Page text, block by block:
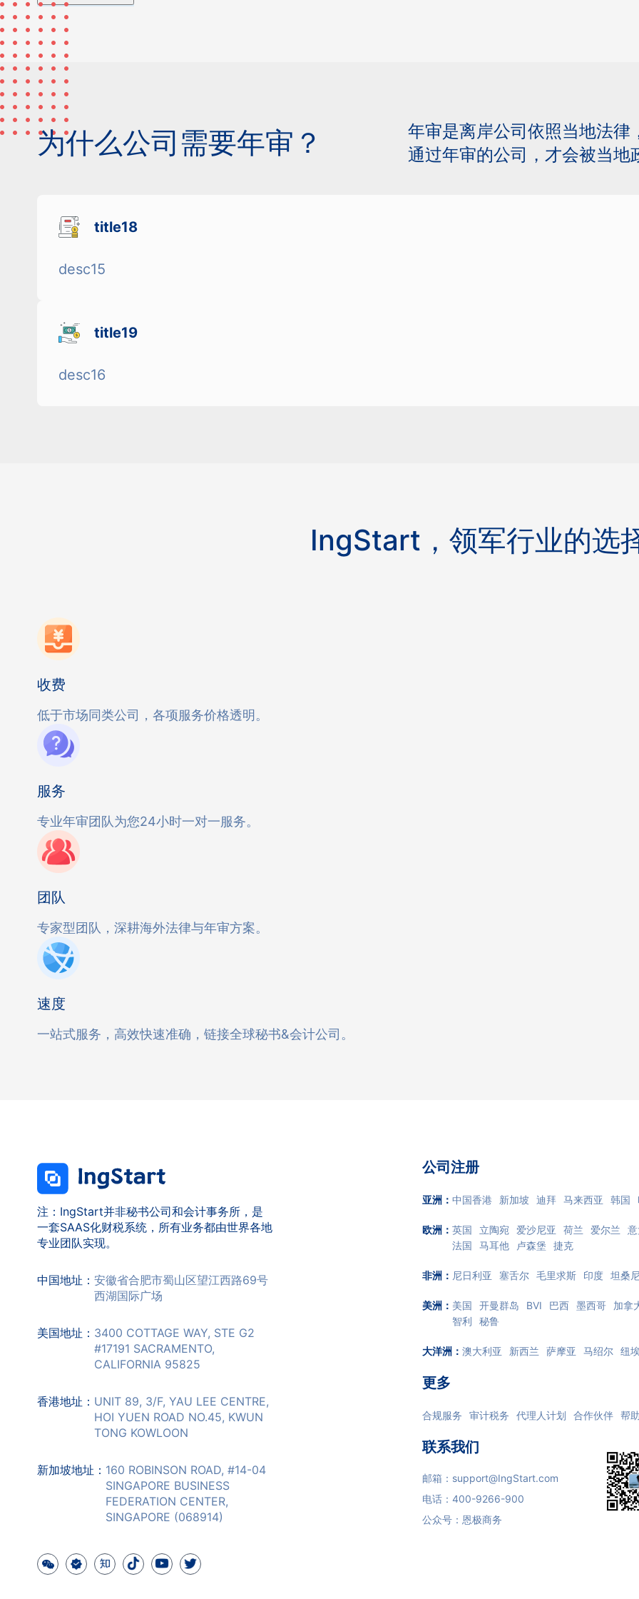
为什么公司需要年审？
年审是离岸公司依照当地法
通过年审的公司，才会被当地
title18
desc15
title19
desc16
IngStart，领军行业的选
收费
低于市场同类公司，各项服务价格透明。
服务
专业年审团队为您24小时一对一服务。
团队
专家型团队，深耕海外法律与年审方案。
速度
一站式服务，高效快速准确，链接全球秘书&会计公司。
注：IngStart并非秘书公司和会计事务所，是
一套SAAS化财税系统，所有业务都由世界各地
专业团队实现。
中国地址： 安徽省合肥市蜀山区望江西路69号
西湖国际广场
美国地址： 3400 COTTAGE WAY, STE G2
#17191 SACRAMENTO,
CALIFORNIA 95825
香港地址： UNIT 89, 3/F, YAU LEE CENTRE,
HOI YUEN ROAD NO.45, KWUN
TONG KOWLOON
新加坡地址： 160 ROBINSON ROAD, #14-04
SINGAPORE BUSINESS
FEDERATION CENTER,
SINGAPORE (068914)
公司注册
亚洲 ： 中国香港 新加坡 迪拜 马来西亚 韩国
欧洲 ： 英国 立陶宛 爱沙尼亚 荷兰 爱尔兰
法国
马耳他 卢森堡 捷克
非洲 ： 尼日利亚 塞舌尔 毛里求斯 印度 坦桑
美洲 ： 美国 开曼群岛 BVI 巴西 墨西哥
加拿
智利
秘鲁
大洋洲 ： 澳大利亚 新西兰 萨摩亚 马绍尔 纽
更多
合规服务 审计税务 代理人计划 合作伙伴 帮
联系我们
邮箱： support@IngStart.com
电话： 400-9266-900
公众号：恩极商务